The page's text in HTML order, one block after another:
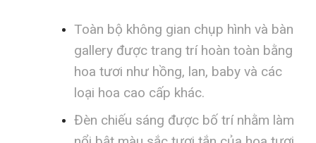
Toàn bộ không gian chụp hình và bàn
gallery được trang trí hoàn toàn bằng
hoa tươi như hồng, lan, baby và các
loại hoa cao cấp khác.
Đèn chiếu sáng được bố trí nhằm làm